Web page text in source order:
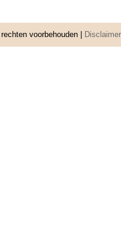
rechten voorbehouden | Disclaimer